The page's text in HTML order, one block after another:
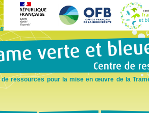
au
contenu
de ressources pour la mise en œuvre de la